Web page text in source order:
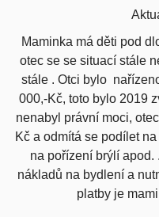
Maminka má děti pod
otec se se situací stále
stále . Otci bylo
000,-Kč, toto bylo 2019
nenabyl právní moci,
Kč a odmítá se podílet
na pořízení brýlí
nákladů na bydlení a
platby je